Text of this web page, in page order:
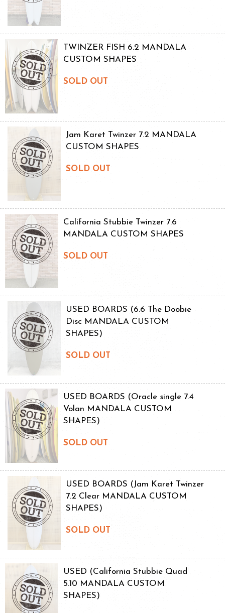
TWINZER FISH 6.2 MANDALA
CUSTOM SHAPES
SOLD OUT
Jam Karet Twinzer 7.2 MANDALA
CUSTOM SHAPES
SOLD OUT
California Stubbie Twinzer 7.6
MANDALA CUSTOM SHAPES
SOLD OUT
USED BOARDS (6.6 The Doobie
Disc MANDALA CUSTOM
SHAPES)
SOLD OUT
USED BOARDS (Oracle single 7.4
Volan MANDALA CUSTOM
SHAPES)
SOLD OUT
USED BOARDS (Jam Karet Twinzer
7.2 Clear MANDALA CUSTOM
SHAPES)
SOLD OUT
USED (California Stubbie Quad
5.10 MANDALA CUSTOM
SHAPES)